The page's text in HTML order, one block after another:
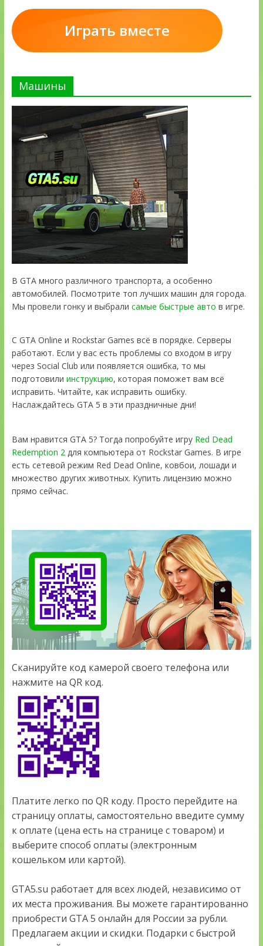
Играть вместе
Машины
В GTA много различного транспорта, а особенно
автомобилей. Посмотрите топ лучших машин для города.
Мы провели гонку и выбрали самые быстрые авто в игре.
С GTA Online и Rockstar Games всё в порядке. Серверы
работают. Если у вас есть проблемы со входом в игру
через Social Club или появляется ошибка, то мы
подготовили инструкцию, которая поможет вам всё
исправить. Читайте, как исправить ошибку.
Наслаждайтесь GTA 5 в эти праздничные дни!
Вам нравится GTA 5? Тогда попробуйте игру Red Dead
Redemption 2 для компьютера от Rockstar Games. В игре
есть сетевой режим Red Dead Online, ковбои, лошади и
множество других животных. Купить лицензию можно
прямо сейчас.
Сканируйте код камерой своего телефона или
нажмите на QR код.
Платите легко по QR коду. Просто перейдите на
страницу оплаты, самостоятельно введите сумму
к оплате (цена есть на странице с товаром) и
выберите способ оплаты (электронным
кошельком или картой).
GTA5.su работает для всех людей, независимо от
их места проживания. Вы можете гарантированно
приобрести GTA 5 онлайн для России за рубли.
Предлагаем акции и скидки. Подарки с быстрой